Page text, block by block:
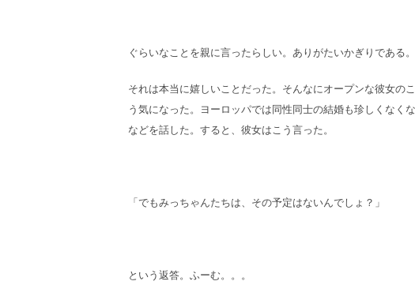
ぐらいなことを親に言ったらしい。ありがたいかぎりである。
それは本当に嬉しいことだった。そんなにオープンな彼女の
う気になった。ヨーロッパでは同性同士の結婚も珍しくなく
などを話した。すると、彼女はこう言った。
「でもみっちゃんたちは、その予定はないんでしょ？」
という返答。ふーむ。。。